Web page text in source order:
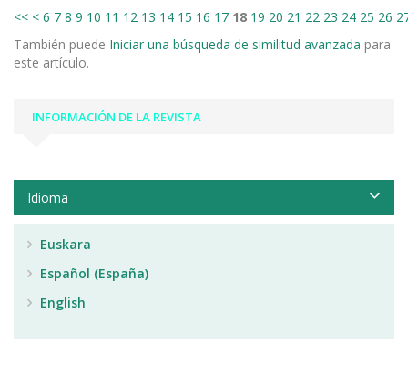
<< < 6 7 8 9 10 11 12 13 14 15 16 17 18 19 20 21 22 23 24 25 26
También puede Iniciar una búsqueda de similitud avanzada para
este artículo.
INFORMACIÓN DE LA REVISTA
Idioma
Euskara
Español (España)
English